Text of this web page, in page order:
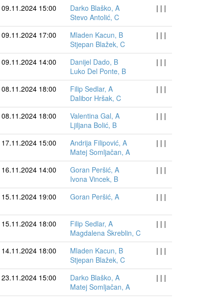
09.11.2024 15:00
Darko Blaško, A
Stevo Antolić, C
| | |
09.11.2024 17:00
Mladen Kacun, B
Stjepan Blažek, C
| | |
09.11.2024 14:00
Danijel Dado, B
Luko Del Ponte, B
| | |
08.11.2024 18:00
Filip Sedlar, A
Dalibor Hršak, C
| | |
08.11.2024 18:00
Valentina Gal, A
Ljiljana Bolić, B
| | |
17.11.2024 15:00
Andrija Filipović, A
Matej Somljačan, A
| | |
16.11.2024 14:00
Goran Peršić, A
Ivona Vincek, B
| | |
15.11.2024 19:00 Goran Peršić, A | | |
15.11.2024 18:00
Filip Sedlar, A
Magdalena Škreblin, C
| | |
14.11.2024 18:00
Mladen Kacun, B
Stjepan Blažek, C
| | |
23.11.2024 15:00
Darko Blaško, A
Matej Somljačan, A
| | |